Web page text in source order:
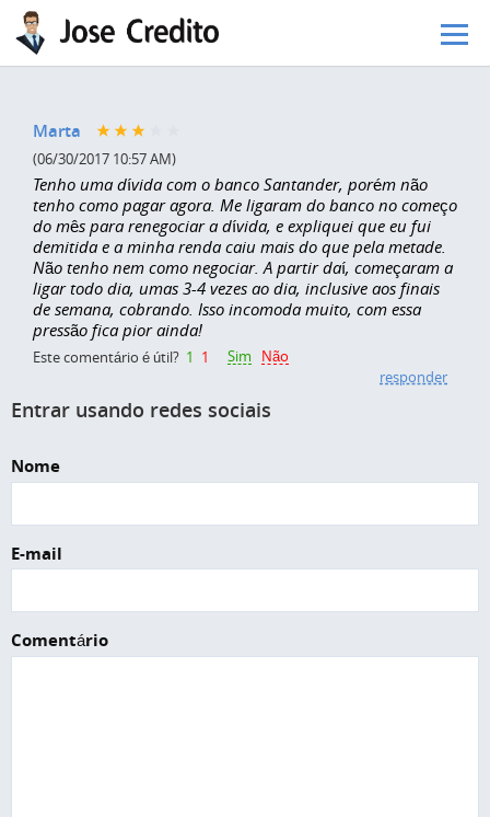
Pular para o conteúdo principal
Marta
(06/30/2017 10:57 AM)
Tenho uma dívida com o banco Santander, porém não
tenho como pagar agora. Me ligaram do banco no começo
do mês para renegociar a dívida, e expliquei que eu fui
demitida e a minha renda caiu mais do que pela metade.
Não tenho nem como negociar. A partir daí, começaram a
ligar todo dia, umas 3-4 vezes ao dia, inclusive aos finais
de semana, cobrando. Isso incomoda muito, com essa
pressão fica pior ainda!
Este comentário é útil? 1 1 Sim
Não
responder
Entrar usando redes sociais
Nome
E-mail
Comentário